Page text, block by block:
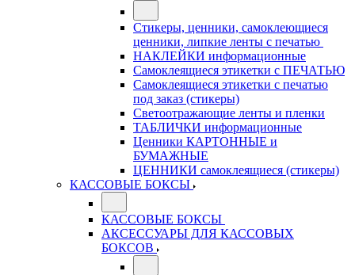
Стикеры, ценники, самоклеющиеся
ценники, липкие ленты с печатью
НАКЛЕЙКИ информационные
Самоклеящиеся этикетки с ПЕЧАТЬЮ
Самоклеящиеся этикетки с печатью
под заказ (стикеры)
Светоотражающие ленты и пленки
ТАБЛИЧКИ информационные
Ценники КАРТОННЫЕ и
БУМАЖНЫЕ
ЦЕННИКИ самоклеящиеся (стикеры)
КАССОВЫЕ БОКСЫ
КАССОВЫЕ БОКСЫ
АКСЕССУАРЫ ДЛЯ КАССОВЫХ
БОКСОВ